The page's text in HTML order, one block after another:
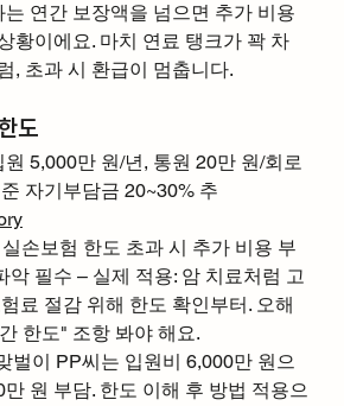
연간 보장액을 넘으면 추가 비용
황이에요. 마치 연료 탱크가 꽉 차
, 초과 시 환급이 멈춥니다.
도
5,000만 원/년, 통원 20만 원/회로
자기부담금 20~30% 추
손보험 한도 초과 시 추가 비용 부
악 필수 – 실제 적용: 암 치료처럼 고
료 절감 위해 한도 확인부터. 오해
한도" 조항 봐야 해요.
벌이 PP씨는 입원비 6,000만 원으
원 부담. 한도 이해 후 방법 적용으